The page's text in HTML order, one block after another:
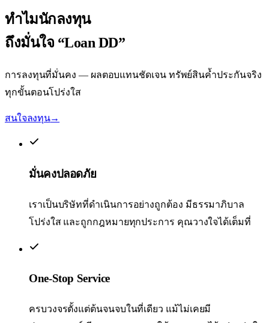
ทำไมนักลงทุน
ถึงมั่นใจ “Loan DD”
การลงทุนที่มั่นคง — ผลตอบแทนชัดเจน ทรัพย์สินค้ำประกันจริง
ทุกขั้นตอนโปร่งใส
สนใจลงทุน→
มั่นคงปลอดภัย
เราเป็นบริษัทที่ดำเนินการอย่างถูกต้อง มีธรรมาภิบาล
โปร่งใส และถูกกฎหมายทุกประการ คุณวางใจได้เต็มที่
One-Stop Service
ครบวงจรตั้งแต่ต้นจนจบในที่เดียว แม้ไม่เคยมี